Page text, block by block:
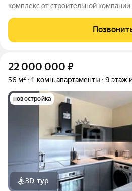
комплекс от строительной
Петроградского района, на
22 000 000 ₽
56 м² 1-комн. апартаменты 9 этаж
новостройка
3D-тур